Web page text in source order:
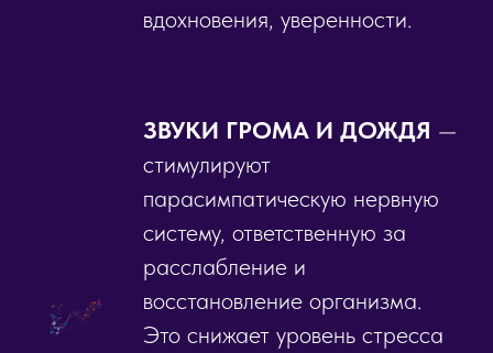
вдохновения, уверенности.
ЗВУКИ ГРОМА И ДОЖДЯ —
стимулируют
парасимпатическую нервную
систему, ответственную за
расслабление и
восстановление организма.
Это снижает уровень стресса